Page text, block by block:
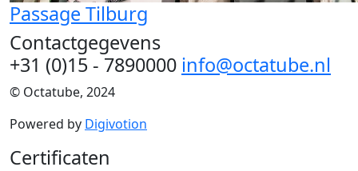
Passage Tilburg
Contactgegevens
+31 (0)15 - 7890000 info@octatube.nl
© Octatube, 2024
Powered by Digivotion
Certificaten